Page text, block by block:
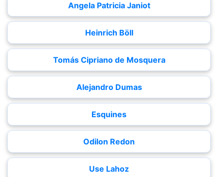
Angela Patricia Janiot
Heinrich Böll
Tomás Cipriano de Mosquera
Alejandro Dumas
Esquines
Odilon Redon
Use Lahoz